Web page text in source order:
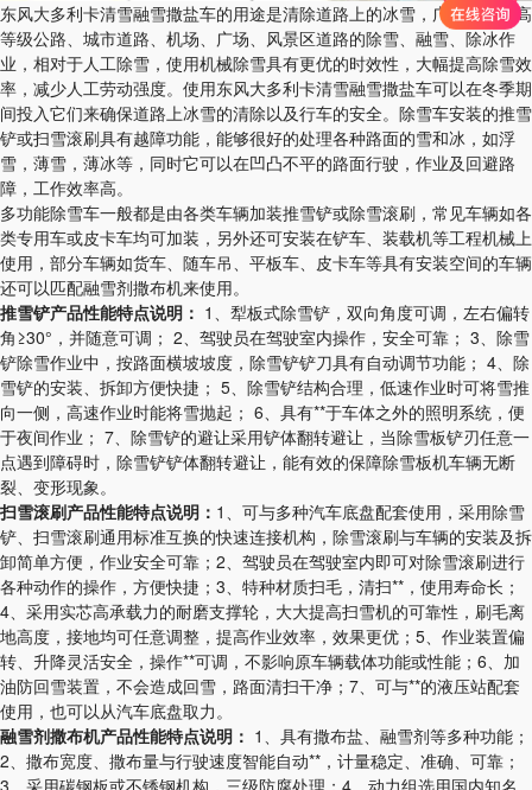
东风大多利卡清雪融雪撒盐车的用途是清除道路上的冰雪，广泛使用于高
等级公路、城市道路、机场、广场、风景区道路的除雪、融雪、除冰作
业，相对于人工除雪，使用机械除雪具有更优的时效性，大幅提高除雪效
率，减少人工劳动强度。使用东风大多利卡清雪融雪撒盐车可以在冬季期
间投入它们来确保道路上冰雪的清除以及行车的安全。除雪车安装的推雪
铲或扫雪滚刷具有越障功能，能够很好的处理各种路面的雪和冰，如浮
雪，薄雪，薄冰等，同时它可以在凹凸不平的路面行驶，作业及回避路
障，工作效率高。
多功能除雪车一般都是由各类车辆加装推雪铲或除雪滚刷，常见车辆如各
类专用车或皮卡车均可加装，另外还可安装在铲车、装载机等工程机械上
使用，部分车辆如货车、随车吊、平板车、皮卡车等具有安装空间的车辆
还可以匹配融雪剂撒布机来使用。
推雪铲产品性能特点说明： 1、犁板式除雪铲，双向角度可调，左右偏转
角≥30°，并随意可调； 2、驾驶员在驾驶室内操作，安全可靠； 3、除雪
铲除雪作业中，按路面横坡坡度，除雪铲铲刀具有自动调节功能； 4、除
雪铲的安装、拆卸方便快捷； 5、除雪铲结构合理，低速作业时可将雪推
向一侧，高速作业时能将雪抛起； 6、具有**于车体之外的照明系统，便
于夜间作业； 7、除雪铲的避让采用铲体翻转避让，当除雪板铲刃任意一
点遇到障碍时，除雪铲铲体翻转避让，能有效的保障除雪板机车辆无断
裂、变形现象。
扫雪滚刷产品性能特点说明： 1、可与多种汽车底盘配套使用，采用除雪
铲、扫雪滚刷通用标准互换的快速连接机构，除雪滚刷与车辆的安装及拆
卸简单方便，作业安全可靠；2、驾驶员在驾驶室内即可对除雪滚刷进行
各种动作的操作，方便快捷；3、特种材质扫毛，清扫**，使用寿命长；
4、采用实芯高承载力的耐磨支撑轮，大大提高扫雪机的可靠性，刷毛离
地高度，接地均可任意调整，提高作业效率，效果更优；5、作业装置偏
转、升降灵活安全，操作**可调，不影响原车辆载体功能或性能；6、加
油防回雪装置，不会造成回雪，路面清扫干净；7、可与**的液压站配套
使用，也可以从汽车底盘取力。
融雪剂撒布机产品性能特点说明： 1、具有撒布盐、融雪剂等多种功能；
2、撒布宽度、撒布量与行驶速度智能自动**，计量稳定、准确、可靠；